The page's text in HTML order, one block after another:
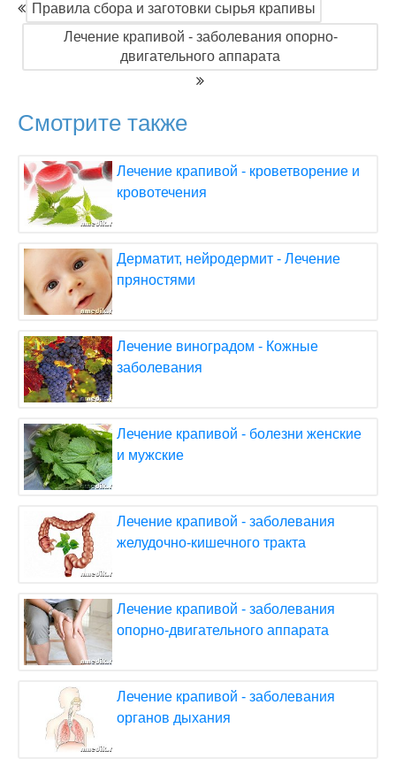
Правила сбора и заготовки сырья крапивы
Лечение крапивой - заболевания опорно-
двигательного аппарата
Смотрите также
Лечение крапивой - кроветворение и
кровотечения
Дерматит, нейродермит - Лечение
пряностями
Лечение виноградом - Кожные
заболевания
Лечение крапивой - болезни женские
и мужские
Лечение крапивой - заболевания
желудочно-кишечного тракта
Лечение крапивой - заболевания
опорно-двигательного аппарата
Лечение крапивой - заболевания
органов дыхания